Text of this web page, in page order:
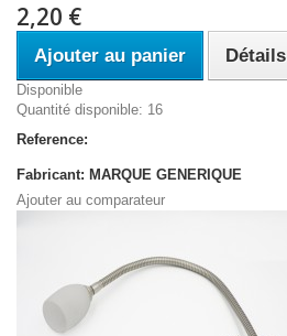
2,20 €
Ajouter au panier Détails
Disponible
Quantité disponible: 16
Reference:
Fabricant: MARQUE GENERIQUE
Ajouter au comparateur